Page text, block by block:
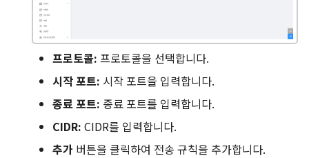
프로토콜: 프로토콜을 선택합니다.
시작 포트: 시작 포트을 입력합니다.
종료 포트: 종료 포트를 입력합니다.
CIDR: CIDR를 입력합니다.
추가 버튼을 클릭하여 전송 규칙을 추가합니다.